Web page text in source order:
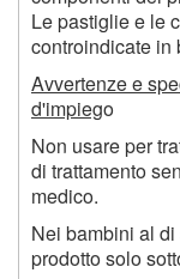
Le pastiglie e le
controindicate in
Avvertenze e
d'impiego
Non usare per
di trattamento
medico.
Nei bambini al
prodotto solo